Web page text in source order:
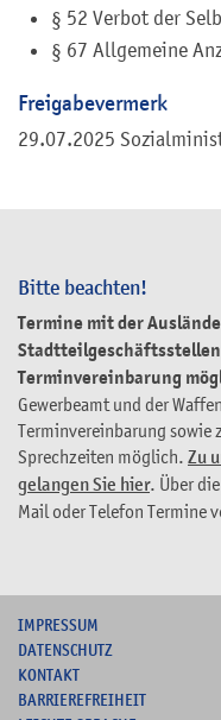
Bitte beachten!
Termine mit der
Terminvereinbarung
Gewerbeamt und der
Terminvereinbarung sowie
Sprechzeiten möglich. Zu
gelangen Sie hier. Über die
Mail oder Telefon Termine
§ 52 Verbot der
§ 67 Allgemeine
Freigabevermerk
29.07.2025
IMPRESSUM
DATENSCHUTZ
KONTAKT
BARRIEREFREIHEIT